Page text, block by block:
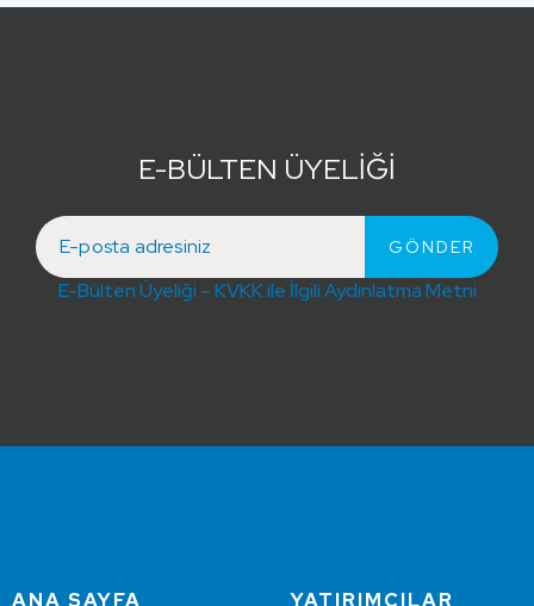
E-BÜLTEN ÜYELİĞİ
E-Bülten Üyeliği – KVKK ile İlgili Aydınlatma Metni
ANA SAYFA
YATIRIMCILAR